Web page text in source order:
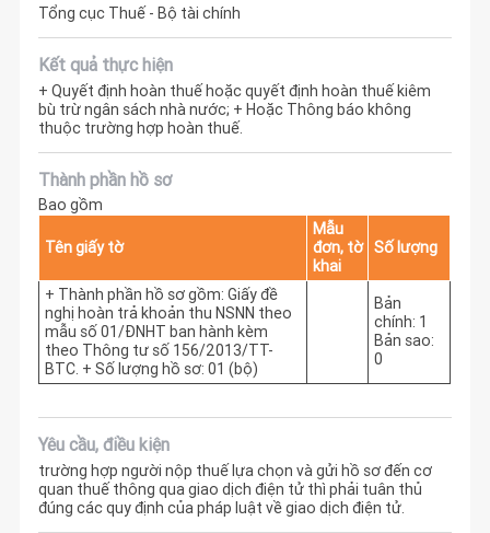
Tổng cục Thuế - Bộ tài chính
Kết quả thực hiện
+ Quyết định hoàn thuế hoặc quyết định hoàn thuế kiêm
bù trừ ngân sách nhà nước; + Hoặc Thông báo không
thuộc trường hợp hoàn thuế.
Thành phần hồ sơ
Bao gồm
Tên giấy tờ
Mẫu
đơn, tờ
khai
Số lượng
+ Thành phần hồ sơ gồm: Giấy đề
nghị hoàn trả khoản thu NSNN theo
mẫu số 01/ĐNHT ban hành kèm
theo Thông tư số 156/2013/TT-
BTC. + Số lượng hồ sơ: 01 (bộ)
Bản
chính: 1
Bản sao:
0
Yêu cầu, điều kiện
trường hợp người nộp thuế lựa chọn và gửi hồ sơ đến cơ
quan thuế thông qua giao dịch điện tử thì phải tuân thủ
đúng các quy định của pháp luật về giao dịch điện tử.